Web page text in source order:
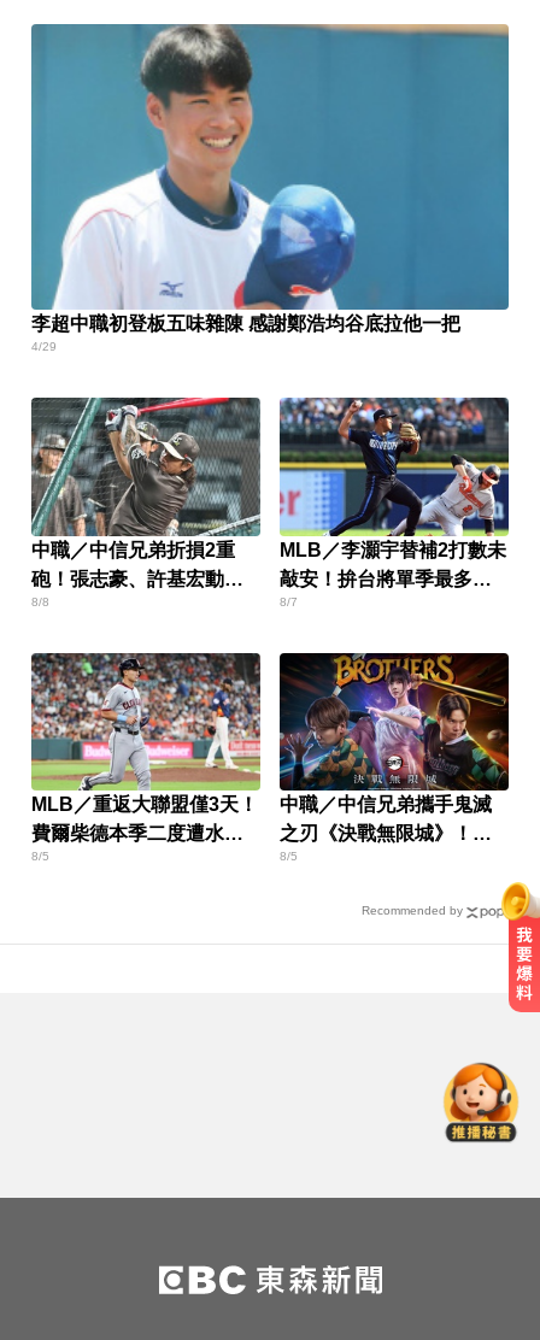
李超中職初登板五味雜陳 感謝鄭浩均谷底拉他一把
4/29
中職／中信兄弟折損2重
砲！張志豪、許基宏動刀
本季報銷
8/8
MLB／李灝宇替補2打數未
敲安！拚台將單季最多安
卡關
8/7
MLB／重返大聯盟僅3天！
費爾柴德本季二度遭水手
DFA
8/5
中職／中信兄弟攜手鬼滅
之刃《決戰無限城》！門
票這天開搶
8/5
Recommended by
女性罹難
快訊／颱風假最新！全台9地達標
「停班停課」 風雨預測一次看